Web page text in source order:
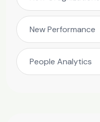
New Performance
People Analytics